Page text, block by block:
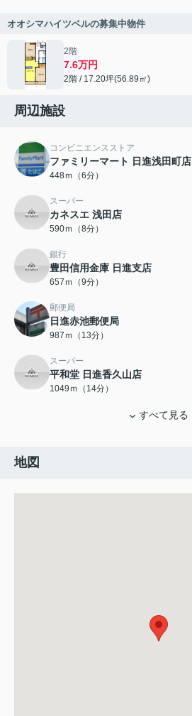
オオシマハイツベルの募集中物件
2階
7.6万円
2階 / 17.20坪(56.89㎡)
周辺施設
コンビニエンスストア
ファミリーマート 日進浅田町店
448ｍ（6分）
スーパー
カネスエ 浅田店
590ｍ（8分）
銀行
豊田信用金庫 日進支店
657ｍ（9分）
郵便局
日進赤池郵便局
987ｍ（13分）
スーパー
平和堂 日進香久山店
1049ｍ（14分）
すべて見る
地図